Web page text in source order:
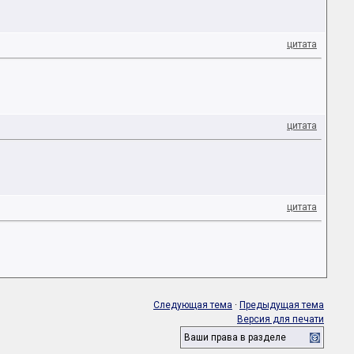
цитата
цитата
цитата
Следующая тема · Предыдущая тема
Версия для печати
Ваши права в разделе